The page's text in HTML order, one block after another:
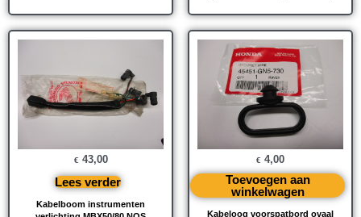
Kabelboom instrumenten
€ 43,00
Lees verder
Kabeloog voorspatbord ovaal
€ 4,00
Toevoegen aan
winkelwagen